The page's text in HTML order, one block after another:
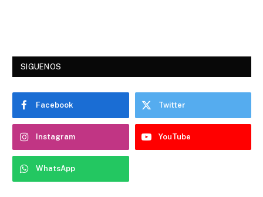
SIGUENOS
Facebook Twitter
Instagram YouTube
WhatsApp